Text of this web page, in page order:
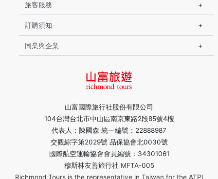
山富國際旅行社股份有限公司
104台灣台北市中山區南京東路2段85號4樓
代表人：陳國森 統一編號：22888987
交觀綜字第2029號 品保協會北0030號
國際航空運輸協會會員編號：34301061
穆斯林友善旅行社 MFTA-005
Richmond Tours is the representative in Taiwan for the ATPI
旅客服務
訂購須知
同業與企業